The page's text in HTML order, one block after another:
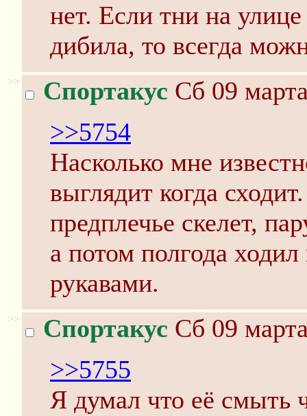
нет. Если тни на
дибила, то всегда
>> Спортакус Сб 09
>>5754
Насколько мне
выглядит когда
предплечье скелет,
а потом полгода
рукавами.
>> Спортакус Сб 09
>>5755
Я думал что её смыть